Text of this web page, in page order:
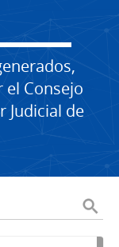
Consejo
Judicial de